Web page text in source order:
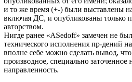
и то же время (+-) были выставлены
включая ДС, и опубликованы только
авторством.
Нигде ранее «ASedoff» замечен не
технического исполнения пр-дений
вполне себе можно сделать вывод,
производное, специально заточенное
направленность.